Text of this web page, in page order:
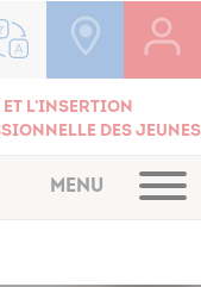
et l'insertion
des jeunes
MENU